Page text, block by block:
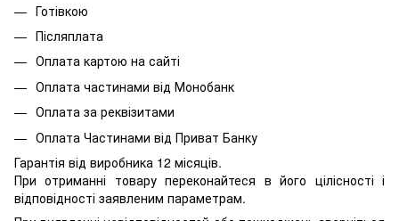
Готівкою
Післяплата
Оплата картою на сайті
Оплата частинами від Монобанк
Оплата за реквізитами
Оплата Частинами від Приват Банку
Гарантія від виробника 12 місяців.
При отриманні товару переконайтеся в його цілісності і
відповідності заявленим параметрам.